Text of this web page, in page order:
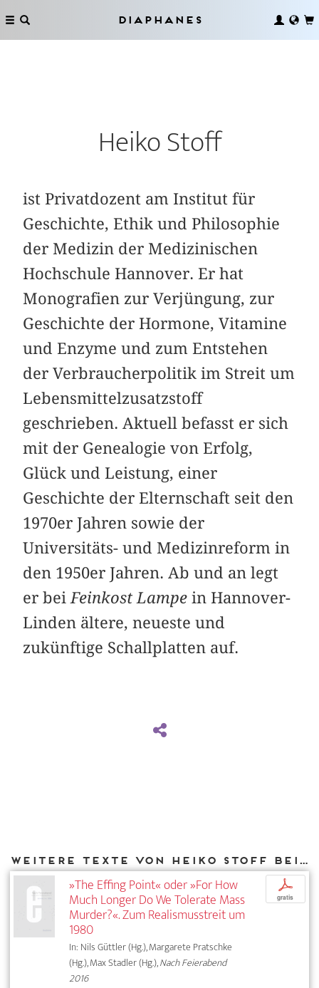
Diaphanes
Heiko Stoff
ist Privatdozent am Institut für
Geschichte, Ethik und Philosophie
der Medizin der Medizinischen
Hochschule Hannover. Er hat
Monografien zur Verjüngung, zur
Geschichte der Hormone, Vitamine
und Enzyme und zum Entstehen
der Verbraucherpolitik im Streit um
Lebensmittelzusatzstoff
geschrieben. Aktuell befasst er sich
mit der Genealogie von Erfolg,
Glück und Leistung, einer
Geschichte der Elternschaft seit den
1970er Jahren sowie der
Universitäts- und Medizinreform in
den 1950er Jahren. Ab und an legt
er bei Feinkost Lampe in Hannover-
Linden ältere, neueste und
zukünftige Schallplatten auf.
Weitere Texte von Heiko Stoff bei DIAPHANES
»The Effing Point« oder »For How
Much Longer Do We Tolerate Mass
Murder?«. Zum Realismusstreit um
1980
In: Nils Güttler (Hg.), Margarete Pratschke
(Hg.), Max Stadler (Hg.),Nach Feierabend
2016
p
gratis